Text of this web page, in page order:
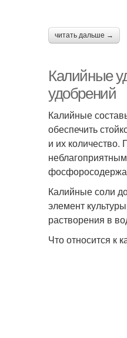
читать дальше →
Калийные
удобрений
Калийные
обеспечить
и их
Калийные соли
элемент
растворения в
Что относится к